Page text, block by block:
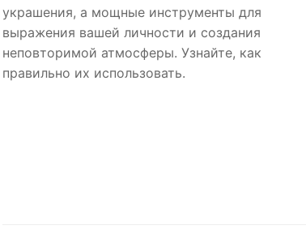
украшения, а мощные инструменты для
выражения вашей личности и создания
неповторимой атмосферы. Узнайте, как
правильно их использовать.